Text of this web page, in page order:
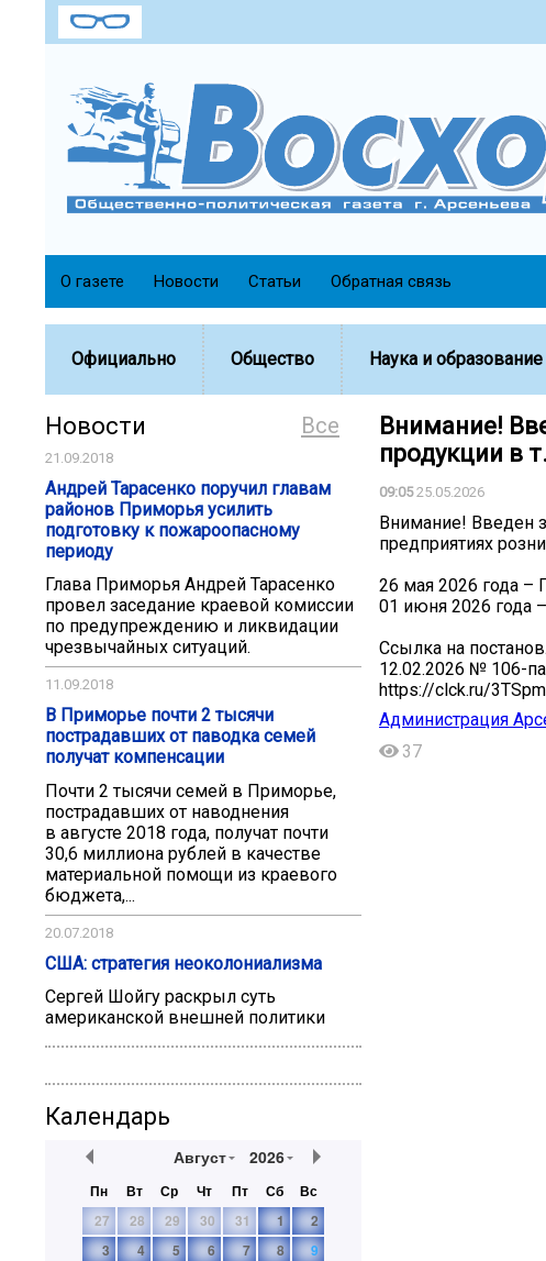
О газете Новости Статьи Обратная связь
Официально Общество Наука и образование
Все
Новости
21.09.2018
Андрей Тарасенко поручил главам
районов Приморья усилить
подготовку к пожароопасному
периоду
Глава Приморья Андрей Тарасенко
провел заседание краевой комиссии
по предупреждению и ликвидации
чрезвычайных ситуаций.
11.09.2018
В Приморье почти 2 тысячи
пострадавших от паводка семей
получат компенсации
Почти 2 тысячи семей в Приморье,
пострадавших от наводнения
в августе 2018 года, получат почти
30,6 миллиона рублей в качестве
материальной помощи из краевого
бюджета,...
20.07.2018
США: стратегия неоколониализма
Сергей Шойгу раскрыл суть
американской внешней политики
Календарь
Август 2026
Пн Вт Ср Чт Пт Сб
Вс
27
28 29 30 31 1
2
3
4 5 6 7 8 9
Внимание!
продукции в т.
09:0525.05.2026
Внимание! Введен
предприятиях
26 мая 2026 года –
01 июня 2026 года
Ссылка на
12.02.2026 № 106-
https://clck.ru/
Администрация
37